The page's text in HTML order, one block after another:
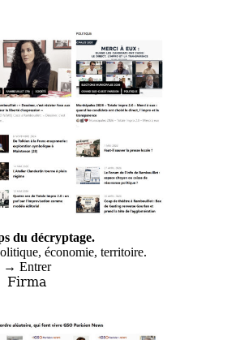
du décryptage.
économie, territoire.
→ Entrer
Firma